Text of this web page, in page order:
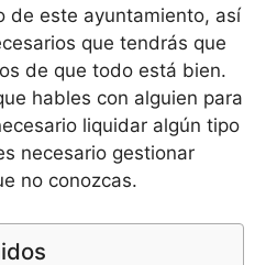
de este ayuntamiento, así
que tendrás que
de que todo está bien.
hables con alguien para
liquidar algún tipo
necesario gestionar
no conozcas.